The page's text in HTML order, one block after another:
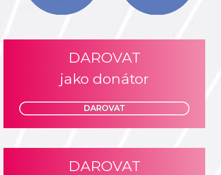
DAROVAT
jako donátor
DAROVAT
DAROVAT